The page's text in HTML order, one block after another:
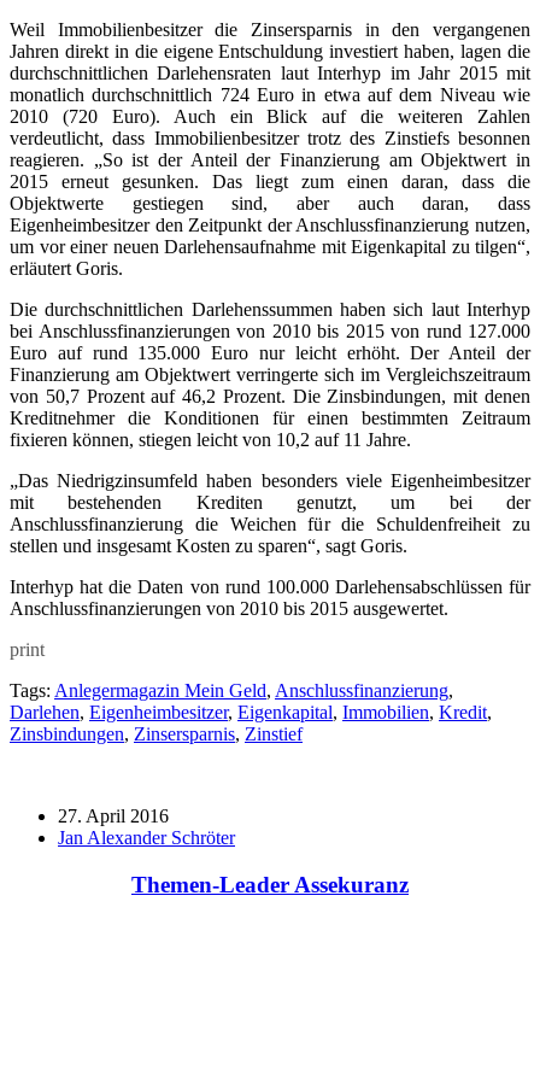
Weil Immobilienbesitzer die Zinsersparnis in den vergangenen
Jahren direkt in die eigene Entschuldung investiert haben, lagen die
durchschnittlichen Darlehensraten laut Interhyp im Jahr 2015 mit
monatlich durchschnittlich 724 Euro in etwa auf dem Niveau wie
2010 (720 Euro). Auch ein Blick auf die weiteren Zahlen
verdeutlicht, dass Immobilienbesitzer trotz des Zinstiefs besonnen
reagieren. „So ist der Anteil der Finanzierung am Objektwert in
2015 erneut gesunken. Das liegt zum einen daran, dass die
Objektwerte gestiegen sind, aber auch daran, dass
Eigenheimbesitzer den Zeitpunkt der Anschlussfinanzierung nutzen,
um vor einer neuen Darlehensaufnahme mit Eigenkapital zu tilgen“,
erläutert Goris.
Die durchschnittlichen Darlehenssummen haben sich laut Interhyp
bei Anschlussfinanzierungen von 2010 bis 2015 von rund 127.000
Euro auf rund 135.000 Euro nur leicht erhöht. Der Anteil der
Finanzierung am Objektwert verringerte sich im Vergleichszeitraum
von 50,7 Prozent auf 46,2 Prozent. Die Zinsbindungen, mit denen
Kreditnehmer die Konditionen für einen bestimmten Zeitraum
fixieren können, stiegen leicht von 10,2 auf 11 Jahre.
„Das Niedrigzinsumfeld haben besonders viele Eigenheimbesitzer
mit bestehenden Krediten genutzt, um bei der
Anschlussfinanzierung die Weichen für die Schuldenfreiheit zu
stellen und insgesamt Kosten zu sparen“, sagt Goris.
Interhyp hat die Daten von rund 100.000 Darlehensabschlüssen für
Anschlussfinanzierungen von 2010 bis 2015 ausgewertet.
print
Tags: Anlegermagazin Mein Geld, Anschlussfinanzierung,
Darlehen, Eigenheimbesitzer, Eigenkapital, Immobilien, Kredit,
Zinsbindungen, Zinsersparnis, Zinstief
27. April 2016
Jan Alexander Schröter
Themen-Leader Assekuranz